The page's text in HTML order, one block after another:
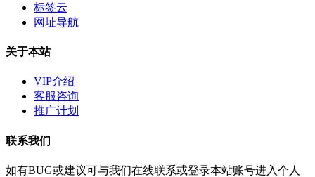
标签云
网址导航
关于本站
VIP介绍
客服咨询
推广计划
联系我们
如有BUG或建议可与我们在线联系或登录本站账号进入个人